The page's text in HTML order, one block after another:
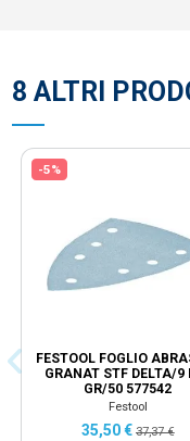
8 ALTRI
-5%
FESTOOL FOGLIO
GRANAT STF DELTA/9
GR/50 577542
Festool
35,50 € 37,37 €